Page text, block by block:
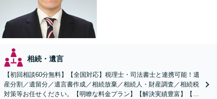
相続・遺言
【初回相談60分無料】【全国対応】税理士・司法書士と連携可能！遺
産分割／遺留分／遺言書作成／相続放棄／相続人・財産調査／相続税
対策等お任せください。【明瞭な料金プラン】【解決実績豊富】【電